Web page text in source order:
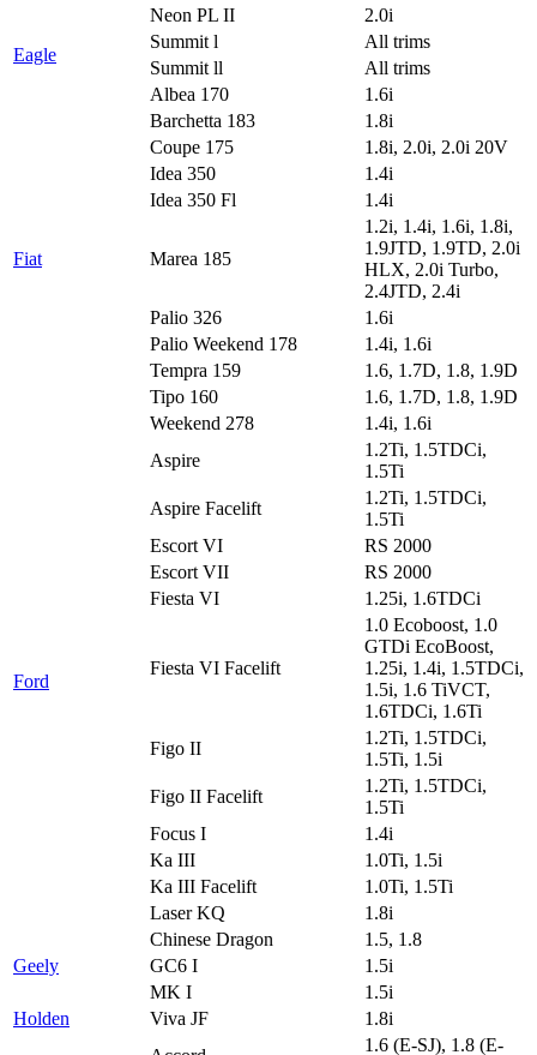
Neon PL II
2.0i
Eagle
Summit l
All trims
Summit ll
All trims
Fiat
Albea 170
1.6i
Barchetta 183
1.8i
Coupe 175
1.8i, 2.0i, 2.0i 20V
Idea 350
1.4i
Idea 350 Fl
1.4i
Marea 185
1.2i, 1.4i, 1.6i, 1.8i,
1.9JTD, 1.9TD, 2.0i
HLX, 2.0i Turbo,
2.4JTD, 2.4i
Palio 326
1.6i
Palio Weekend 178
1.4i, 1.6i
Tempra 159
1.6, 1.7D, 1.8, 1.9D
Tipo 160
1.6, 1.7D, 1.8, 1.9D
Weekend 278
1.4i, 1.6i
Ford
Aspire
1.2Ti, 1.5TDCi,
1.5Ti
Aspire Facelift
1.2Ti, 1.5TDCi,
1.5Ti
Escort VI
RS 2000
Escort VII
RS 2000
Fiesta VI
1.25i, 1.6TDCi
Fiesta VI Facelift
1.0 Ecoboost, 1.0
GTDi EcoBoost,
1.25i, 1.4i, 1.5TDCi,
1.5i, 1.6 TiVCT,
1.6TDCi, 1.6Ti
Figo II
1.2Ti, 1.5TDCi,
1.5Ti, 1.5i
Figo II Facelift
1.2Ti, 1.5TDCi,
1.5Ti
Focus I
1.4i
Ka III
1.0Ti, 1.5i
Ka III Facelift
1.0Ti, 1.5Ti
Laser KQ
1.8i
Geely
Chinese Dragon
1.5, 1.8
GC6 I
1.5i
MK I
1.5i
Holden
Viva JF
1.8i
1.6 (E-SJ), 1.8 (E-